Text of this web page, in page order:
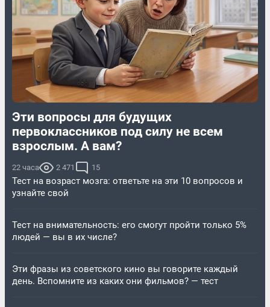
Эти вопросы для будущих
первоклассников под силу не всем
взрослым. А вам?
22 часа 2 471 15
Тест на возраст мозга: ответьте на эти 10 вопросов и
узнайте свой
Тест на внимательность: его смогут пройти только 5%
людей — вы в их числе?
Эти фразы из советского кино вы говорите каждый
день. Вспомните из каких они фильмов? — тест